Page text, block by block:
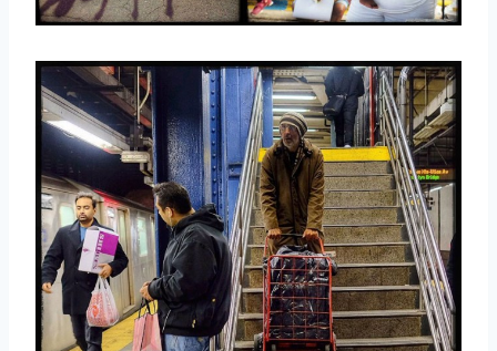
取消 搜索